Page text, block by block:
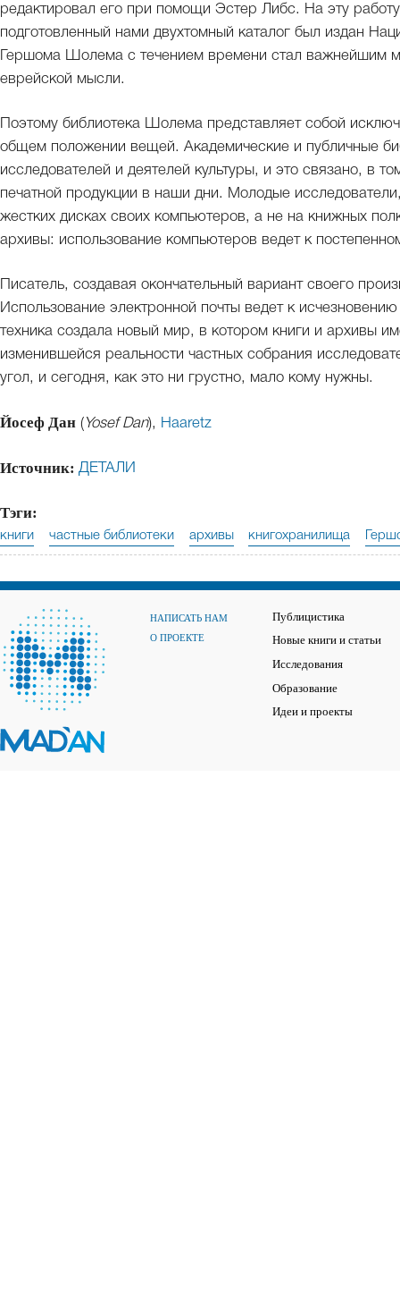
редактировал его при помощи Эстер Либс. На эту
подготовленный нами двухтомный каталог был издан
Гершома Шолема с течением времени стал важнейшим
еврейской мысли.
Поэтому библиотека Шолема представляет собой
общем положении вещей. Академические и публичные
исследователей и деятелей культуры, и это связано, в
печатной продукции в наши дни. Молодые
жестких дисках своих компьютеров, а не на книжных
архивы: использование компьютеров ведет к
Писатель, создавая окончательный вариант своего
Использование электронной почты ведет к
техника создала новый мир, в котором книги и архивы
изменившейся реальности частных собрания
угол, и сегодня, как это ни грустно, мало кому нужны.
Йосеф Дан ( Yosef Dan), Haaretz
Источник: ДЕТАЛИ
Тэги:
книги частные библиотеки архивы книгохранилища
НАПИСАТЬ НАМ
О ПРОЕКТЕ
Публицистика
Новые книги и статьи
Исследования
Образование
Идеи и проекты